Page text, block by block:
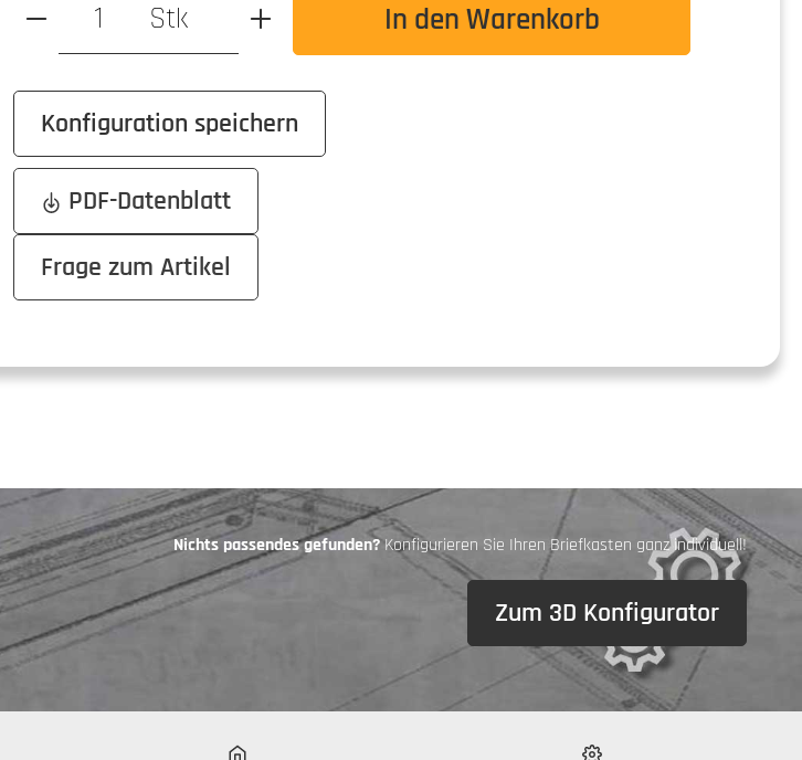
Stk In den Warenkorb
Konfiguration speichern
PDF-Datenblatt
Frage zum Artikel
Nichts passendes gefunden?Konfigurieren Sie Ihren Briefkasten ganz individuell!
Zum 3D Konfigurator